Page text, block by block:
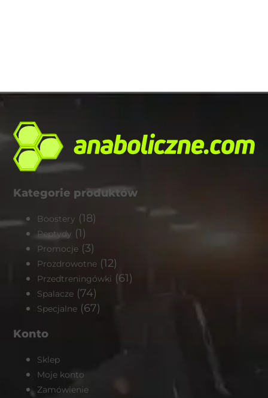
Kategorie produktów
Boostery (18)
Peptydy (1)
Promocje (3)
Prozdrowotne (12)
Przedtreningówki (61)
Spalacze (74)
Specjalne (67)
Konto
Sklep
Moje konto
Zamówienie